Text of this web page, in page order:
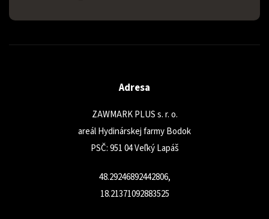
Adresa
ZAWMARK PLUS s. r. o.
areál Hydinárskej farmy Bodok
PSČ: 951 04 Veľký Lapáš
48.29246892442806,
18.21371092883525